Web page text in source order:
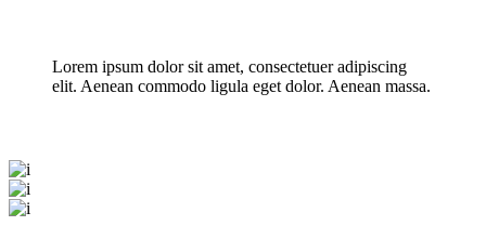
Lorem ipsum dolor sit amet, consectetuer adipiscing
elit. Aenean commodo ligula eget dolor. Aenean massa.